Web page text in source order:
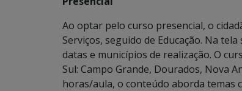
Ao optar pelo curso presencial, o
Serviços, seguido de Educação. Na
datas e municípios de realização. O
Sul: Campo Grande, Dourados, Nova
horas/aula, o conteúdo aborda temas